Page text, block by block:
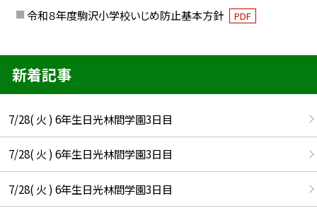
令和８年度駒沢小学校いじめ防止基本方針 PDF
新着記事
7/28( 火 ) 6年生日光林間学園3日目
7/28( 火 ) 6年生日光林間学園3日目
7/28( 火 ) 6年生日光林間学園3日目